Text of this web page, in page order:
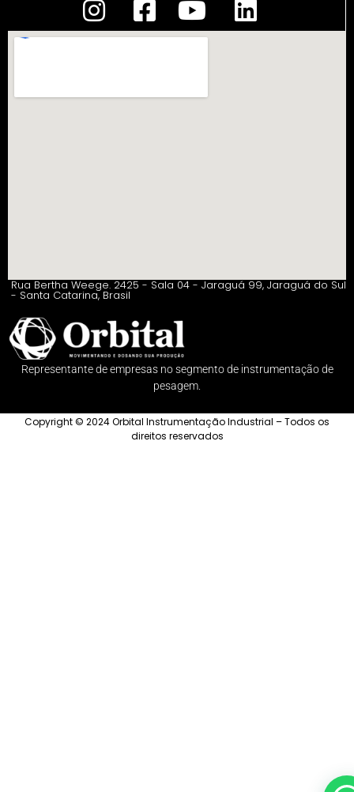
Rua Bertha Weege. 2425 - Sala 04 - Jaraguá 99, Jaraguá do Sul
- Santa Catarina, Brasil
Representante de empresas no segmento de instrumentação de
pesagem.
Copyright © 2024 Orbital Instrumentação Industrial – Todos os
direitos reservados